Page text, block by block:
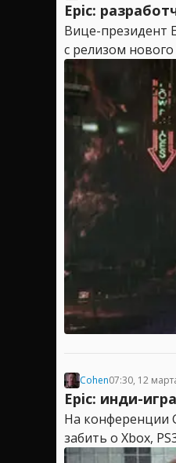
Epic:
Вице-президент
с релизом
Cohen07:30, 12
Epic: инди-
На конференции
забить о Xbox,